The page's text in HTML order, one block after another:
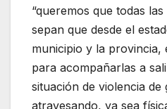
“queremos que todas
sepan que desde el
municipio y la provincia,
para acompañarlas a
situación de violencia de
atravesando, ya sea